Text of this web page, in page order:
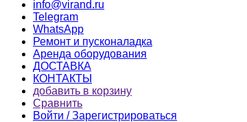
info@virand.ru
Telegram
WhatsApp
Ремонт и пусконаладка
Аренда оборудования
ДОСТАВКА
КОНТАКТЫ
добавить в корзину
Сравнить
Войти / Зарегистрироваться